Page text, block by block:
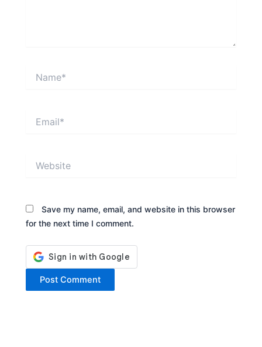
Save my name, email, and website in this browser
for the next time I comment.